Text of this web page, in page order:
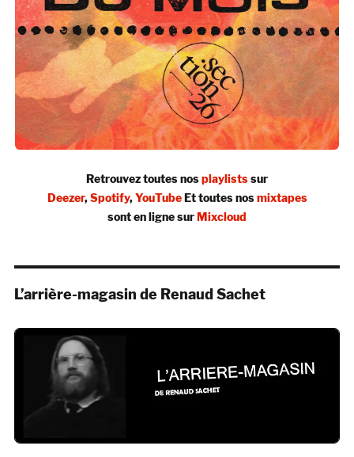
Retrouvez toutes nosplaylistssur
Deezer,Spotify,YouTubeEt toutes nosmixtapes
sont en ligne surMixcloud
L’arrière-magasin de Renaud Sachet